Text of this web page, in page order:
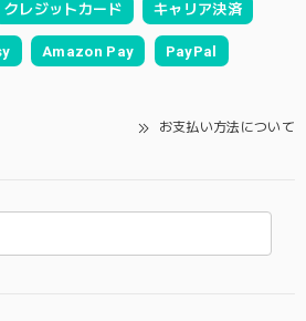
クレジットカード キャリア決済
Amazon Pay PayPal
お支払い方法について